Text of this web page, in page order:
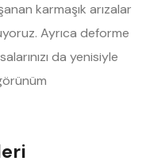
karmaşık arızalar
Ayrıca deforme
da yenisiyle